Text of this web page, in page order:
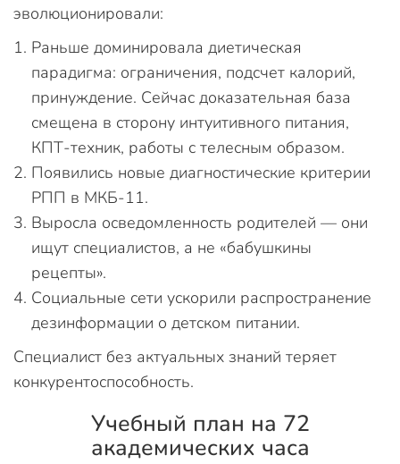
эволюционировали:
Раньше доминировала диетическая
парадигма: ограничения, подсчет калорий,
принуждение. Сейчас доказательная база
смещена в сторону интуитивного питания,
КПТ-техник, работы с телесным образом.
Появились новые диагностические критерии
РПП в МКБ-11.
Выросла осведомленность родителей — они
ищут специалистов, а не «бабушкины
рецепты».
Социальные сети ускорили распространение
дезинформации о детском питании.
Специалист без актуальных знаний теряет
конкурентоспособность.
Учебный план на 72
академических часа